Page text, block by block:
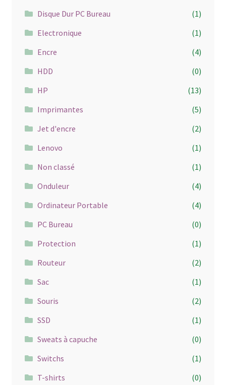
Disque Dur PC Bureau
(1)
Electronique
(1)
Encre
(4)
HDD
(0)
HP
(13)
Imprimantes
(5)
Jet d'encre
(2)
Lenovo
(1)
Non classé
(1)
Onduleur
(4)
Ordinateur Portable
(4)
PC Bureau
(0)
Protection
(1)
Routeur
(2)
Sac
(1)
Souris
(2)
SSD
(1)
Sweats à capuche
(0)
Switchs
(1)
T-shirts
(0)